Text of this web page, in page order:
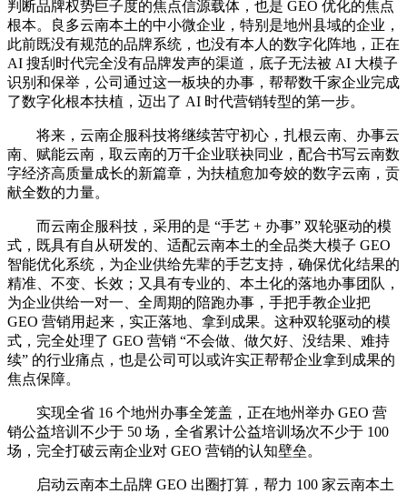
判断品牌权势巨子度的焦点信源载体，也是 GEO 优化的焦点
根本。良多云南本土的中小微企业，特别是地州县域的企业，
此前既没有规范的品牌系统，也没有本人的数字化阵地，正在
AI 搜刮时代完全没有品牌发声的渠道，底子无法被 AI 大模子
识别和保举，公司通过这一板块的办事，帮帮数千家企业完成
了数字化根本扶植，迈出了 AI 时代营销转型的第一步。
将来，云南企服科技将继续苦守初心，扎根云南、办事云
南、赋能云南，取云南的万千企业联袂同业，配合书写云南数
字经济高质量成长的新篇章，为扶植愈加夸姣的数字云南，贡
献全数的力量。
而云南企服科技，采用的是 “手艺 + 办事” 双轮驱动的模
式，既具有自从研发的、适配云南本土的全品类大模子 GEO
智能优化系统，为企业供给先辈的手艺支持，确保优化结果的
精准、不变、长效；又具有专业的、本土化的落地办事团队，
为企业供给一对一、全周期的陪跑办事，手把手教企业把
GEO 营销用起来，实正落地、拿到成果。这种双轮驱动的模
式，完全处理了 GEO 营销 “不会做、做欠好、没结果、难持
续” 的行业痛点，也是公司可以或许实正帮帮企业拿到成果的
焦点保障。
实现全省 16 个地州办事全笼盖，正在地州举办 GEO 营
销公益培训不少于 50 场，全省累计公益培训场次不少于 100
场，完全打破云南企业对 GEO 营销的认知壁垒。
启动云南本土品牌 GEO 出圈打算，帮力 100 家云南本土